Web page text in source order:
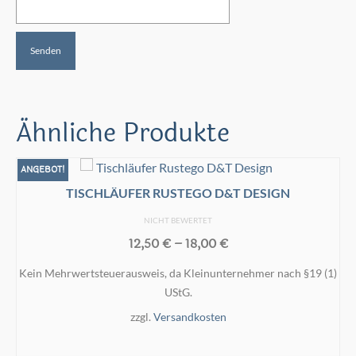
Ähnliche Produkte
ANGEBOT!
TISCHLÄUFER RUSTEGO D&T DESIGN
NICHT BEWERTET
12,50€–18,00€
Kein Mehrwertsteuerausweis, da Kleinunternehmer nach §19 (1)
UStG.
zzgl.Versandkosten